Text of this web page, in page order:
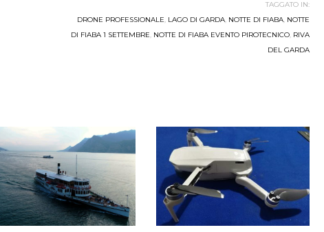
TAGGATO IN:
DRONE PROFESSIONALE, LAGO DI GARDA, NOTTE DI FIABA, NOTTE
DI FIABA 1 SETTEMBRE, NOTTE DI FIABA EVENTO PIROTECNICO, RIVA
DEL GARDA